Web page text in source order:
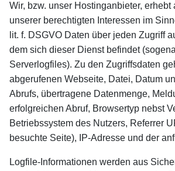
Wir, bzw. unser Hostinganbieter, erhebt
unserer berechtigten Interessen im
lit. f. DSGVO Daten über jeden Zugriff
dem sich dieser Dienst befindet
Serverlogfiles). Zu den Zugriffsdaten
abgerufenen Webseite, Datei, Datum
Abrufs, übertragene Datenmenge,
erfolgreichen Abruf, Browsertyp nebst
Betriebssystem des Nutzers, Referrer
besuchte Seite), IP-Adresse und der
Logfile-Informationen werden aus